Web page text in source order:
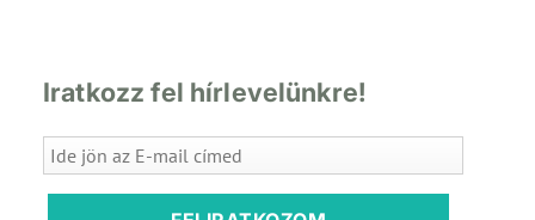
Iratkozz fel hírlevelünkre!